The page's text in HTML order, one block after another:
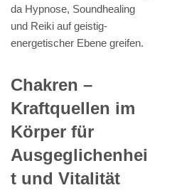
da Hypnose, Soundhealing
und Reiki auf geistig-
energetischer Ebene greifen.
Chakren –
Kraftquellen im
Körper für
Ausgeglichenhei
t und Vitalität